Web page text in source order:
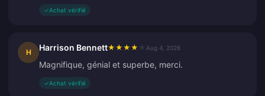
✓Achat vérifié
H Harrison Bennett★ ★ ★ ★ Aug 4, 2026
Magnifique, génial et superbe, merci.
✓Achat vérifié